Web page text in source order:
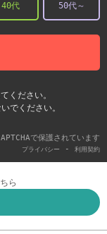
40代 50代～
ください。
でください。
で保護されています
プライバシー - 利用契約
ら